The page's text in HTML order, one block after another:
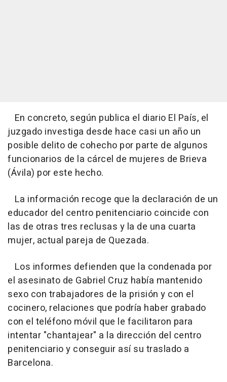
En concreto, según publica el diario El País, el
juzgado investiga desde hace casi un año un
posible delito de cohecho por parte de algunos
funcionarios de la cárcel de mujeres de Brieva
(Ávila) por este hecho.
La información recoge que la declaración de un
educador del centro penitenciario coincide con
las de otras tres reclusas y la de una cuarta
mujer, actual pareja de Quezada.
Los informes defienden que la condenada por
el asesinato de Gabriel Cruz había mantenido
sexo con trabajadores de la prisión y con el
cocinero, relaciones que podría haber grabado
con el teléfono móvil que le facilitaron para
intentar "chantajear" a la dirección del centro
penitenciario y conseguir así su traslado a
Barcelona.